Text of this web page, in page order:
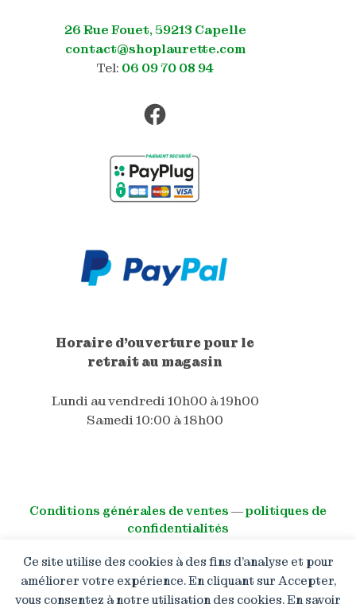
Ce site utilise des cookies à des fins d’analyse et pour
améliorer votre expérience. En cliquant sur Accepter,
vous consentez à notre utilisation des cookies. En savoir
26 Rue Fouet, 59213 Capelle
contact@shoplaurette.com
Tel: 06 09 70 08 94
Facebook
Horaire d'ouverture pour le
retrait au magasin
Lundi au vendredi 10h00 à 19h00
Samedi 10:00 à 18h00
Conditions générales de ventes ―politiques de
confidentialités
© All right reserved
Boutique en congé : Les